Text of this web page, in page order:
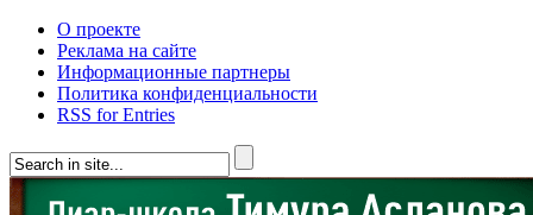
О проекте
Реклама на сайте
Информационные партнеры
Политика конфиденциальности
RSS for Entries